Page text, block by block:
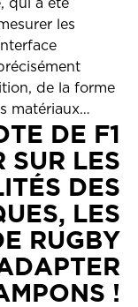
qui a été
les
de la forme
matériaux…
DE F1
SUR LES
DES
LES
RUGBY
!